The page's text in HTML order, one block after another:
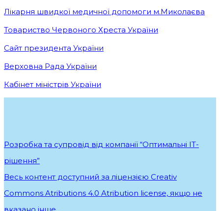
Лікарня швидкої медичної допомоги м.Миколаєва
Товариство Червоного Хреста України
Сайт президента України
Верховна Рада України
Кабінет міністрів України
Розробка та супровід від компанії “Оптимальні ІТ-
рішення”.
Весь контент доступний за ліцензією Creativ
Commons Atributions 4.0 Atribution license, якщо не